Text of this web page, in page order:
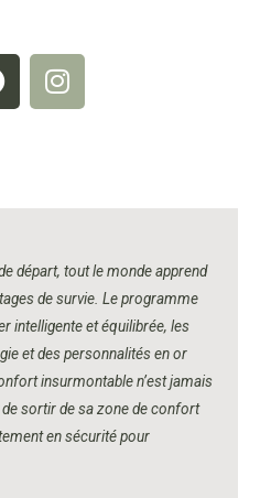
k
I
n
g
a
m
départ, tout le monde apprend
de survie. Le programme
intelligente et équilibrée, les
et des personnalités en or
insurmontable n’est jamais
sortir de sa zone de confort
en sécurité pour